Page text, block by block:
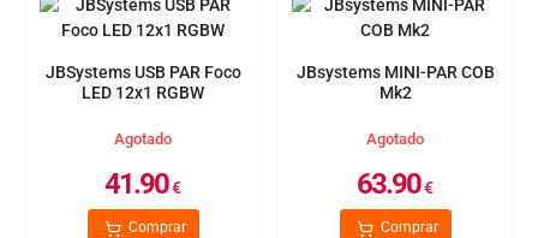
JBSystems USB PAR Foco
LED 12x1 RGBW
Agotado
41.90€
Comprar
JBsystems MINI-PAR COB
Mk2
Agotado
63.90€
Comprar